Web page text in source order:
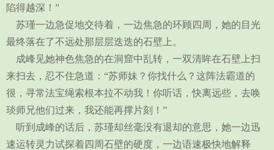
陷得越深！”
苏瑾一边急促地交待着，一边焦急的环顾四周，她的目光
最终落在了不远处那层层迭迭的石壁上。
成峰见她神色焦急的在洞窟中乱转，一双清眸在石壁上扫
来扫去，忍不住急道：“苏师妹？你找什么？这阵法霸道的
很，寻常法宝绳索根本拉不动我！你听话，快离远些，去唤
琰师兄他们过来，我还能再撑片刻！”
听到成峰的话后，苏瑾却丝毫没有退却的意思，她一边迅
速运转灵力试探着四周石壁的硬度，一边语速极快地解释